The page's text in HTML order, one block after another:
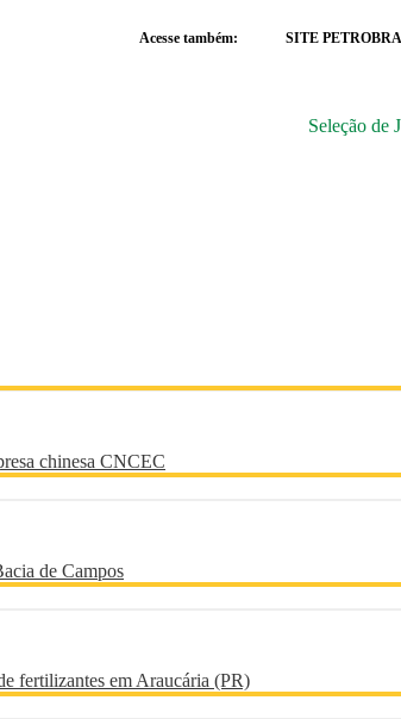
Acesse também: SITE
Seleção de
chinesa CNCEC
de Campos
fertilizantes em Araucária (PR)